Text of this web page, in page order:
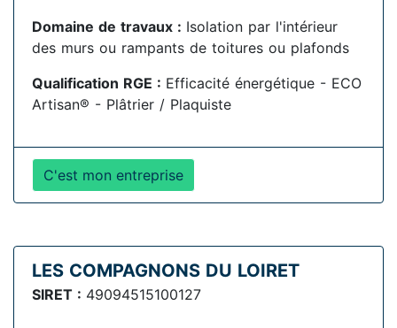
Domaine de travaux : Isolation par l'intérieur
des murs ou rampants de toitures ou plafonds
Qualification RGE : Efficacité énergétique - ECO
Artisan® - Plâtrier / Plaquiste
C'est mon entreprise
LES COMPAGNONS DU LOIRET
SIRET : 49094515100127